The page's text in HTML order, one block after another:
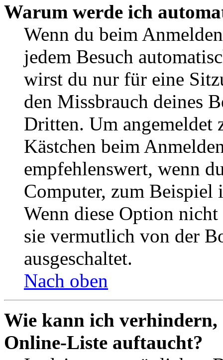
Warum werde ich
Wenn du beim
jedem Besuch
wirst du nur für eine
den Missbrauch deines
Dritten. Um angemeldet
Kästchen beim
empfehlenswert, wenn
Computer, zum Beispiel
Wenn diese Option
sie vermutlich von der
ausgeschaltet.
Nach oben
Wie kann ich verhindern,
Online-Liste auftaucht?